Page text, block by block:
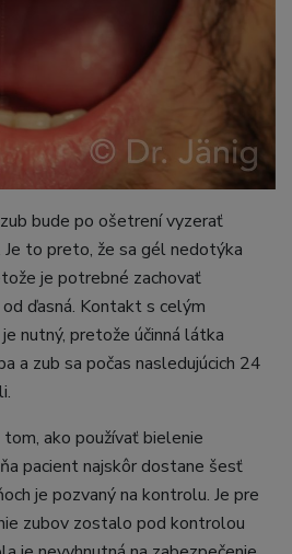
bude po ošetrení vyzerať
Je to preto, že sa gél nedotýka
je potrebné zachovať
ďasná. Kontakt s celým
nutný, pretože účinná látka
a zub sa počas nasledujúcich 24
ako používať bielenie
pacient najskôr dostane šesť
je pozvaný na kontrolu. Je pre
zubov zostalo pod kontrolou